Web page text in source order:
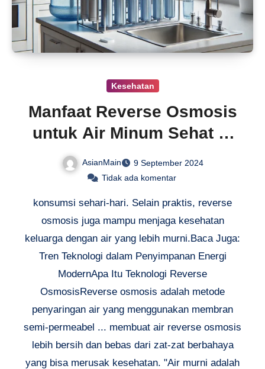
Kesehatan
Manfaat Reverse Osmosis
untuk Air Minum Sehat di
Rumah
AsianMain
9 September 2024
Tidak ada komentar
konsumsi sehari-hari. Selain praktis, reverse
osmosis juga mampu menjaga kesehatan
keluarga dengan air yang lebih murni.Baca Juga:
Tren Teknologi dalam Penyimpanan Energi
ModernApa Itu Teknologi Reverse
OsmosisReverse osmosis adalah metode
penyaringan air yang menggunakan membran
semi-permeabel ... membuat air reverse osmosis
lebih bersih dan bebas dari zat-zat berbahaya
yang bisa merusak kesehatan. "Air murni adalah